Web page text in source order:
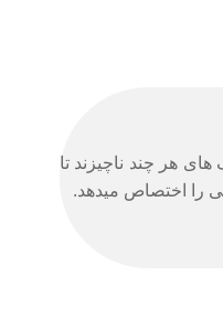
هر چند ناچیزند تا
را اختصاص می­دهد.